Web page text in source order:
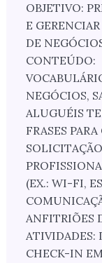
OBJETIVO:
E
DE
CONTEÚDO:
NEGÓCIOS,
ALUGUÉIS
FRASES
(EX.: WI-FI,
ANFITRIÕES
ATIVIDADES:
CHECK-IN